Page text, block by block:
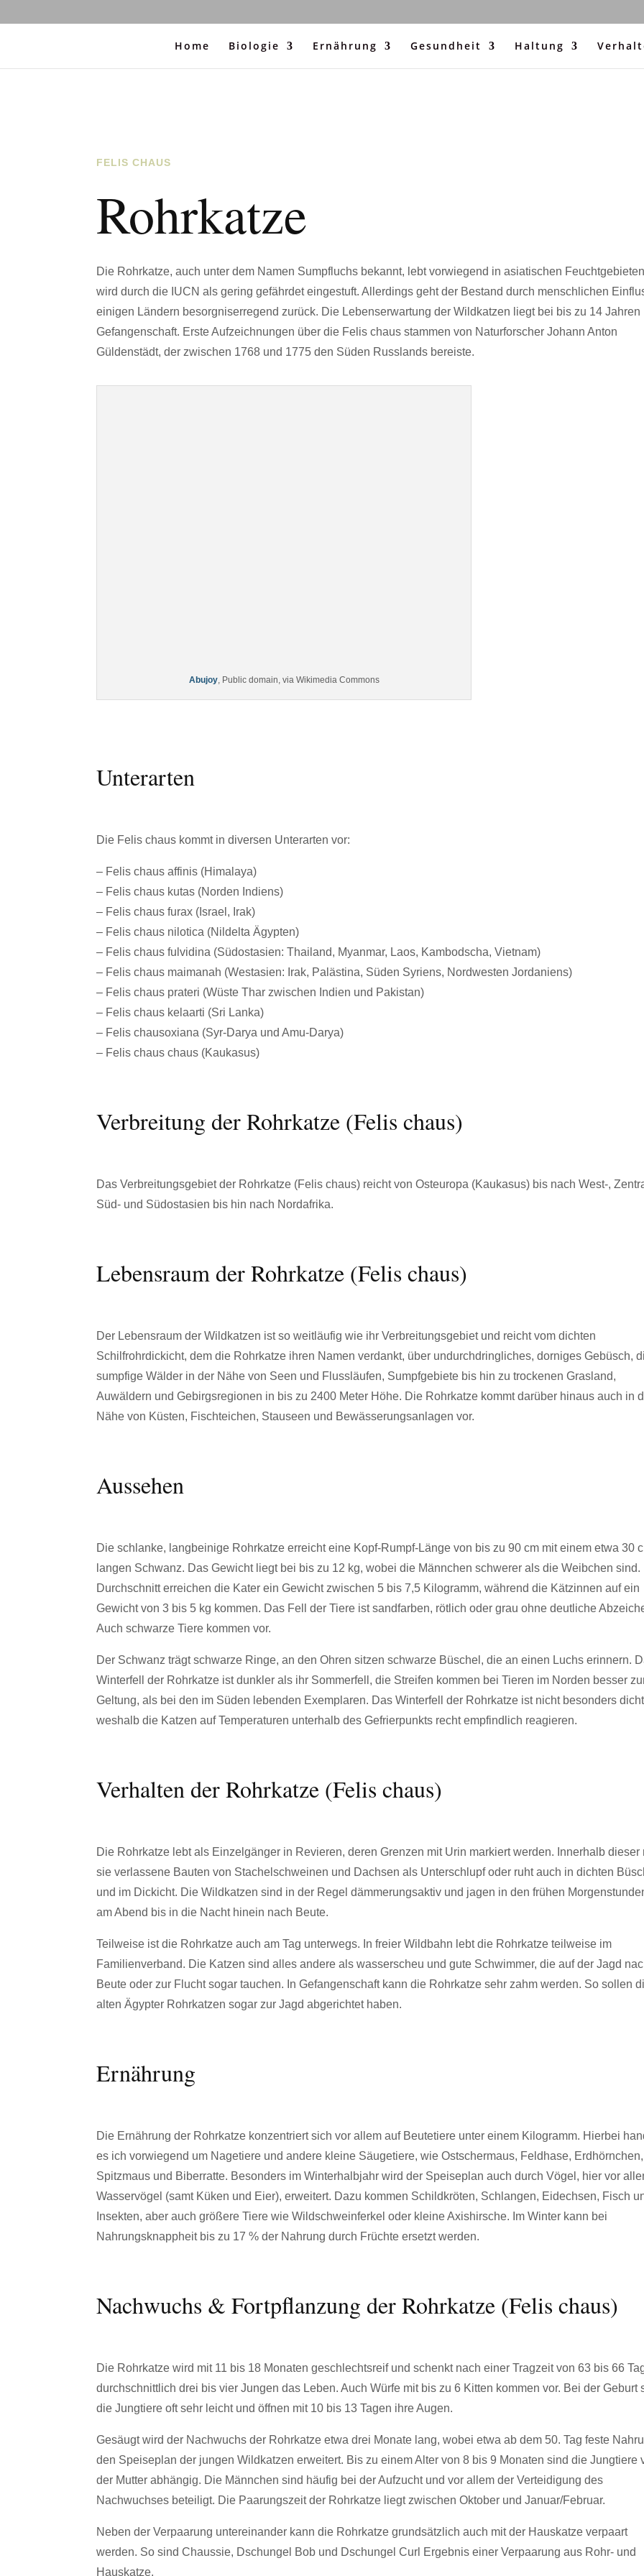
Home Biologie Ernährung Gesundheit Haltung
FELIS CHAUS
Rohrkatze
Die Rohrkatze, auch unter dem Namen Sumpfluchs bekannt, lebt vorwiegend in asiatischen
wird durch die IUCN als gering gefährdet eingestuft. Allerdings geht der Bestand durch menschlichen
einigen Ländern besorgniserregend zurück. Die Lebenserwartung der Wildkatzen liegt bei bis zu 14 Jahren
Gefangenschaft. Erste Aufzeichnungen über die Felis chaus stammen von Naturforscher Johann Anton
Güldenstädt, der zwischen 1768 und 1775 den Süden Russlands bereiste.
Abujoy, Public domain, via Wikimedia Commons
Unterarten
Die Felis chaus kommt in diversen Unterarten vor:
– Felis chaus affinis (Himalaya)
– Felis chaus kutas (Norden Indiens)
– Felis chaus furax (Israel, Irak)
– Felis chaus nilotica (Nildelta Ägypten)
– Felis chaus fulvidina (Südostasien: Thailand, Myanmar, Laos, Kambodscha, Vietnam)
– Felis chaus maimanah (Westasien: Irak, Palästina, Süden Syriens, Nordwesten Jordaniens)
– Felis chaus prateri (Wüste Thar zwischen Indien und Pakistan)
– Felis chaus kelaarti (Sri Lanka)
– Felis chausoxiana (Syr-Darya und Amu-Darya)
– Felis chaus chaus (Kaukasus)
Verbreitung der Rohrkatze (Felis chaus)
Das Verbreitungsgebiet der Rohrkatze (Felis chaus) reicht von Osteuropa (Kaukasus) bis nach West-,
Süd- und Südostasien bis hin nach Nordafrika.
Lebensraum der Rohrkatze (Felis chaus)
Der Lebensraum der Wildkatzen ist so weitläufig wie ihr Verbreitungsgebiet und reicht vom dichten
Schilfrohrdickicht, dem die Rohrkatze ihren Namen verdankt, über undurchdringliches, dorniges Gebüsch,
sumpfige Wälder in der Nähe von Seen und Flussläufen, Sumpfgebiete bis hin zu trockenen Grasland,
Auwäldern und Gebirgsregionen in bis zu 2400 Meter Höhe. Die Rohrkatze kommt darüber hinaus auch in
Nähe von Küsten, Fischteichen, Stauseen und Bewässerungsanlagen vor.
Aussehen
Die schlanke, langbeinige Rohrkatze erreicht eine Kopf-Rumpf-Länge von bis zu 90 cm mit einem etwa 30
langen Schwanz. Das Gewicht liegt bei bis zu 12 kg, wobei die Männchen schwerer als die Weibchen sind.
Durchschnitt erreichen die Kater ein Gewicht zwischen 5 bis 7,5 Kilogramm, während die Kätzinnen auf ein
Gewicht von 3 bis 5 kg kommen. Das Fell der Tiere ist sandfarben, rötlich oder grau ohne deutliche
Auch schwarze Tiere kommen vor.
Der Schwanz trägt schwarze Ringe, an den Ohren sitzen schwarze Büschel, die an einen Luchs erinnern.
Winterfell der Rohrkatze ist dunkler als ihr Sommerfell, die Streifen kommen bei Tieren im Norden besser
Geltung, als bei den im Süden lebenden Exemplaren. Das Winterfell der Rohrkatze ist nicht besonders
weshalb die Katzen auf Temperaturen unterhalb des Gefrierpunkts recht empfindlich reagieren.
Verhalten der Rohrkatze (Felis chaus)
Die Rohrkatze lebt als Einzelgänger in Revieren, deren Grenzen mit Urin markiert werden. Innerhalb dieser
sie verlassene Bauten von Stachelschweinen und Dachsen als Unterschlupf oder ruht auch in dichten
und im Dickicht. Die Wildkatzen sind in der Regel dämmerungsaktiv und jagen in den frühen
am Abend bis in die Nacht hinein nach Beute.
Teilweise ist die Rohrkatze auch am Tag unterwegs. In freier Wildbahn lebt die Rohrkatze teilweise im
Familienverband. Die Katzen sind alles andere als wasserscheu und gute Schwimmer, die auf der Jagd
Beute oder zur Flucht sogar tauchen. In Gefangenschaft kann die Rohrkatze sehr zahm werden. So sollen
alten Ägypter Rohrkatzen sogar zur Jagd abgerichtet haben.
Ernährung
Die Ernährung der Rohrkatze konzentriert sich vor allem auf Beutetiere unter einem Kilogramm. Hierbei
es ich vorwiegend um Nagetiere und andere kleine Säugetiere, wie Ostschermaus, Feldhase, Erdhörnchen,
Spitzmaus und Biberratte. Besonders im Winterhalbjahr wird der Speiseplan auch durch Vögel, hier vor
Wasservögel (samt Küken und Eier), erweitert. Dazu kommen Schildkröten, Schlangen, Eidechsen, Fisch
Insekten, aber auch größere Tiere wie Wildschweinferkel oder kleine Axishirsche. Im Winter kann bei
Nahrungsknappheit bis zu 17 % der Nahrung durch Früchte ersetzt werden.
Nachwuchs & Fortpflanzung der Rohrkatze (Felis chaus)
Die Rohrkatze wird mit 11 bis 18 Monaten geschlechtsreif und schenkt nach einer Tragzeit von 63 bis 66
durchschnittlich drei bis vier Jungen das Leben. Auch Würfe mit bis zu 6 Kitten kommen vor. Bei der Geburt
die Jungtiere oft sehr leicht und öffnen mit 10 bis 13 Tagen ihre Augen.
Gesäugt wird der Nachwuchs der Rohrkatze etwa drei Monate lang, wobei etwa ab dem 50. Tag feste
den Speiseplan der jungen Wildkatzen erweitert. Bis zu einem Alter von 8 bis 9 Monaten sind die Jungtiere
der Mutter abhängig. Die Männchen sind häufig bei der Aufzucht und vor allem der Verteidigung des
Nachwuchses beteiligt. Die Paarungszeit der Rohrkatze liegt zwischen Oktober und Januar/Februar.
Neben der Verpaarung untereinander kann die Rohrkatze grundsätzlich auch mit der Hauskatze verpaart
werden. So sind Chaussie, Dschungel Bob und Dschungel Curl Ergebnis einer Verpaarung aus Rohr- und
Hauskatze.